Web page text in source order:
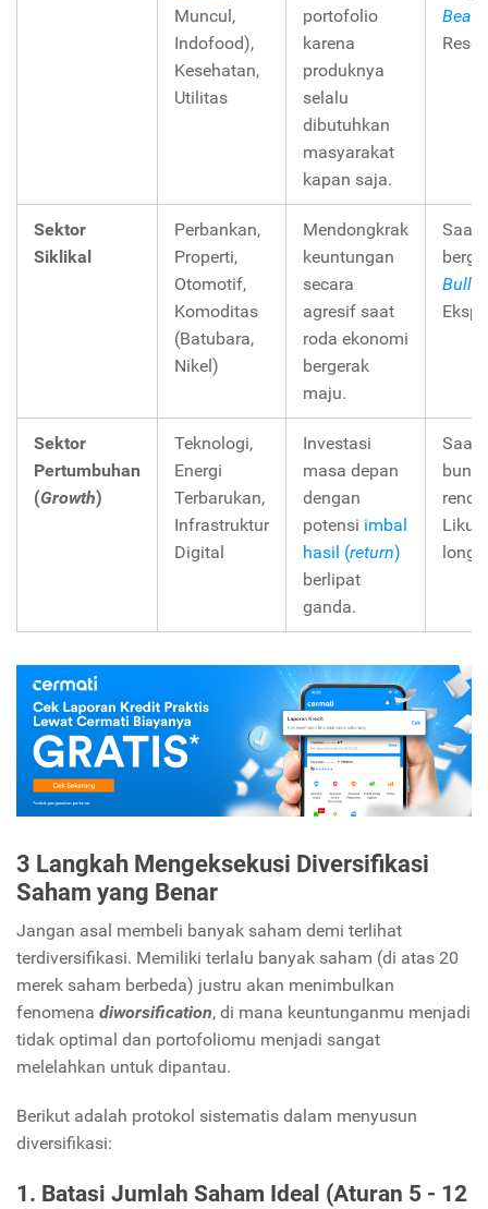
Muncul,
Indofood),
Kesehatan,
Utilitas
portofolio
karena
produknya
selalu
dibutuhkan
masyarakat
kapan saja.
Sektor
Siklikal
Perbankan,
Properti,
Otomotif,
Komoditas
(Batubara,
Nikel)
Mendongkrak
keuntungan
secara
agresif saat
roda ekonomi
bergerak
maju.
Saat
Sektor
Pertumbuhan
(Growth)
Teknologi,
Energi
Terbarukan,
Infrastruktur
Digital
Investasi
masa depan
dengan
potensi imbal
hasil (return)
berlipat
ganda.
Saat
3 Langkah Mengeksekusi Diversifikasi
Saham yang Benar
Jangan asal membeli banyak saham demi terlihat
terdiversifikasi. Memiliki terlalu banyak saham (di atas 20
merek saham berbeda) justru akan menimbulkan
fenomena diworsification, di mana keuntunganmu menjadi
tidak optimal dan portofoliomu menjadi sangat
melelahkan untuk dipantau.
Berikut adalah protokol sistematis dalam menyusun
diversifikasi:
1. Batasi Jumlah Saham Ideal (Aturan 5 - 12